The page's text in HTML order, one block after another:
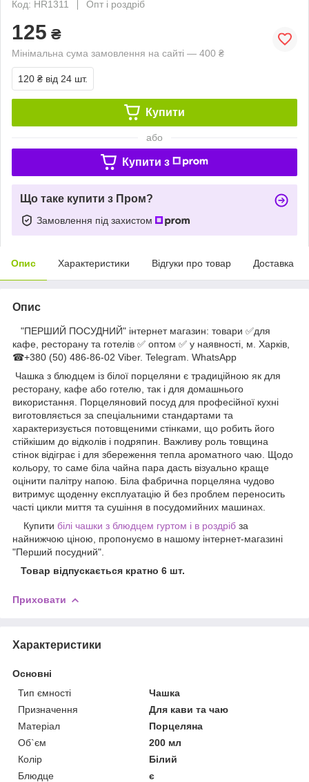
Код: HR1311
Опт і роздріб
125 ₴
Мінімальна сума замовлення на сайті — 400 ₴
120 ₴ від 24 шт.
Купити
або
Купити з
Що таке купити з Пром?
Замовлення під захистом
Опис Характеристики Відгуки про товар Доставка
Опис
"ПЕРШИЙ ПОСУДНИЙ" інтернет магазин: товари ✅для
кафе, ресторану та готелів ✅ оптом ✅ у наявності, м. Харків,
☎+380 (50) 486-86-02 Viber. Telegram. WhatsApp
Чашка з блюдцем із білої порцеляни є традиційною як для
ресторану, кафе або готелю, так і для домашнього
використання. Порцеляновий посуд для професійної кухні
виготовляється за спеціальними стандартами та
характеризується потовщеними стінками, що робить його
стійкішим до відколів і подряпин. Важливу роль товщина
стінок відіграє і для збереження тепла ароматного чаю. Щодо
кольору, то саме біла чайна пара дасть візуально краще
оцінити палітру напою. Біла фабрична порцеляна чудово
витримує щоденну експлуатацію й без проблем переносить
часті цикли миття та сушіння в посудомийних машинах.
Купити білі чашки з блюдцем гуртом і в роздріб за
найнижчою ціною, пропонуємо в нашому інтернет-магазині
"Перший посудний".
Товар відпускається кратно 6 шт.
Приховати
Характеристики
Основні
Тип ємності
Чашка
Призначення
Для кави та чаю
Матеріал
Порцеляна
Об`єм
200 мл
Колір
Білий
Блюдце
є